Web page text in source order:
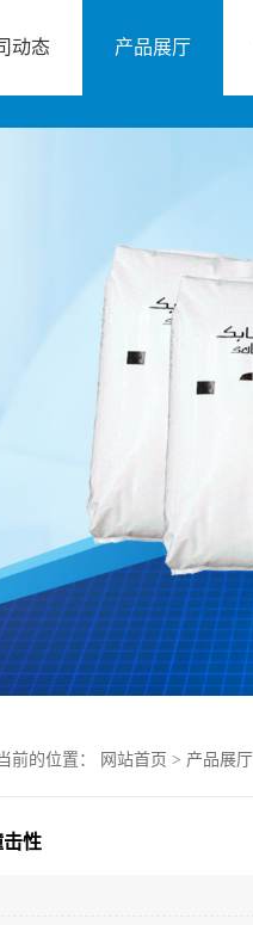
动态 产品展厅
前的位置： 网站首页 > 产品展厅
击性